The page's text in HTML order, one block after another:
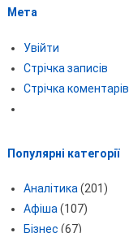
Мета
Увійти
Стрічка записів
Стрічка коментарів
Популярні категорії
Аналітика(201)
Афіша(107)
Бізнес (67)